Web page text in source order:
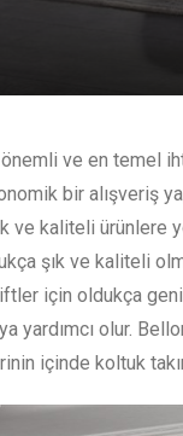
önemli ve en
bir alışveriş
kaliteli ürünlere
şık ve kaliteli
için oldukça
yardımcı olur.
içinde koltuk